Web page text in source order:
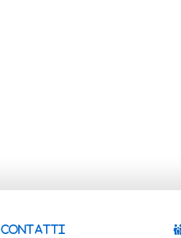
CONTATTI